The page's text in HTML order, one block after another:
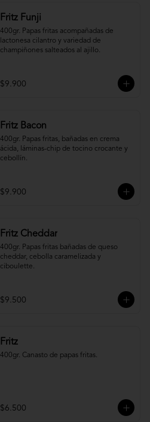
Fritz Funji
400gr. Papas fritas acompañadas de
lactonesa cilantro y variedad de
champiñones salteados al ajillo.
$9.900
Fritz Bacon
400gr. Papas fritas, bañadas en crema
ácida, láminas-chip de tocino crocante y
cebollín.
$9.900
Fritz Cheddar
400gr. Papas fritas bañadas de queso
cheddar, cebolla caramelizada y
ciboulette.
$9.500
Fritz
400gr. Canasto de papas fritas.
$6.500